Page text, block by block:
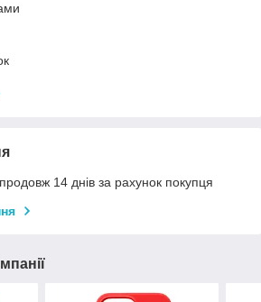
14 днів за рахунок покупця